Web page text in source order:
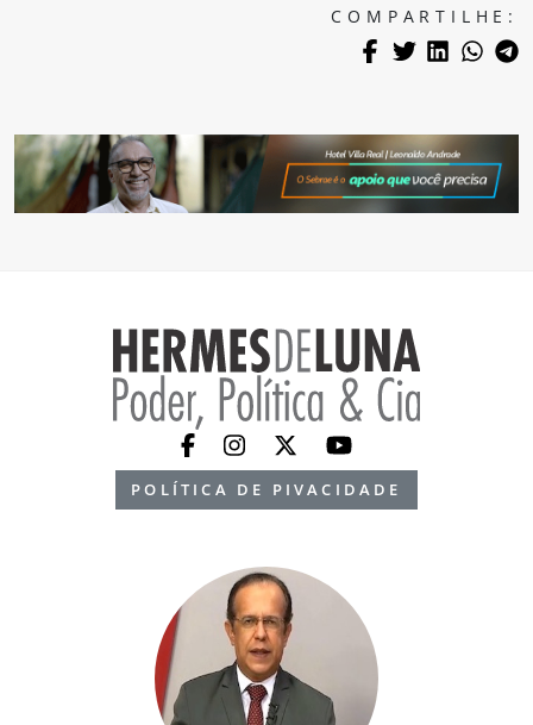
COMPARTILHE:
POLÍTICA DE PIVACIDADE